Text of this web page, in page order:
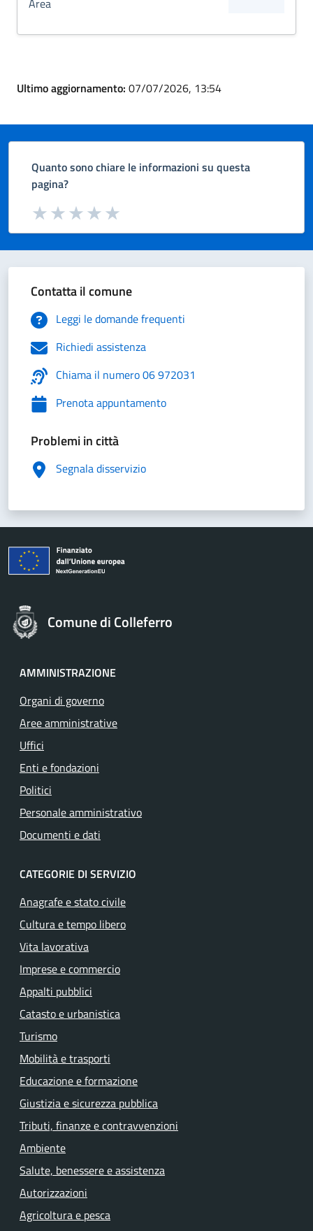
Ultimo aggiornamento: 07/07/2026, 13:54
Quanto sono chiare le informazioni su questa
pagina?
Valuta da 1 a 5 stelle la pagina
Valuta 5 stelle su 5
Valuta 4 stelle su 5
Valuta 3 stelle su 5
Valuta 2 stelle su 5
Valuta 1 stelle su 5
Contatta il comune
Leggi le domande frequenti
Richiedi assistenza
Chiama il numero 06 972031
Prenota appuntamento
Problemi in città
Segnala disservizio
Comune di Colleferro
AMMINISTRAZIONE
Organi di governo
Aree amministrative
Uffici
Enti e fondazioni
Politici
Personale amministrativo
Documenti e dati
CATEGORIE DI SERVIZIO
Anagrafe e stato civile
Cultura e tempo libero
Vita lavorativa
Imprese e commercio
Appalti pubblici
Catasto e urbanistica
Turismo
Mobilità e trasporti
Educazione e formazione
Giustizia e sicurezza pubblica
Tributi, finanze e contravvenzioni
Ambiente
Salute, benessere e assistenza
Autorizzazioni
Agricoltura e pesca